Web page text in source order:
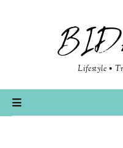
Lifestyle •